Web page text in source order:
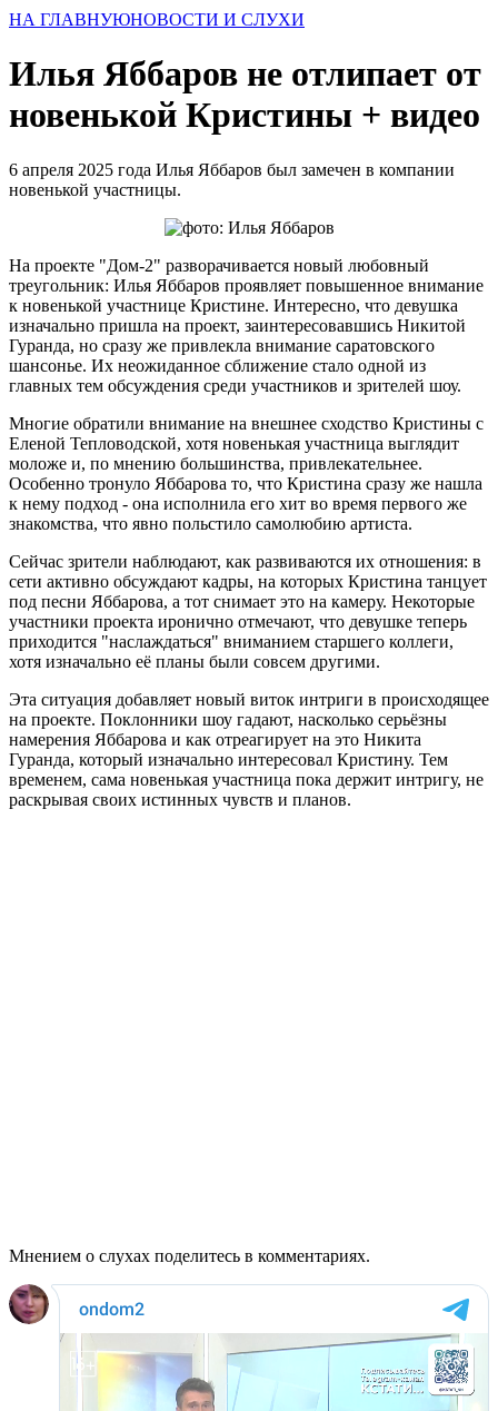
НА ГЛАВНУЮНОВОСТИ И СЛУХИ
Илья Яббаров не отлипает от
новенькой Кристины + видео
6 апреля 2025 года Илья Яббаров был замечен в компании
новенькой участницы.
На проекте "Дом-2" разворачивается новый любовный
треугольник: Илья Яббаров проявляет повышенное внимание
к новенькой участнице Кристине. Интересно, что девушка
изначально пришла на проект, заинтересовавшись Никитой
Гуранда, но сразу же привлекла внимание саратовского
шансонье. Их неожиданное сближение стало одной из
главных тем обсуждения среди участников и зрителей шоу.
Многие обратили внимание на внешнее сходство Кристины с
Еленой Тепловодской, хотя новенькая участница выглядит
моложе и, по мнению большинства, привлекательнее.
Особенно тронуло Яббарова то, что Кристина сразу же нашла
к нему подход - она исполнила его хит во время первого же
знакомства, что явно польстило самолюбию артиста.
Сейчас зрители наблюдают, как развиваются их отношения: в
сети активно обсуждают кадры, на которых Кристина танцует
под песни Яббарова, а тот снимает это на камеру. Некоторые
участники проекта иронично отмечают, что девушке теперь
приходится "наслаждаться" вниманием старшего коллеги,
хотя изначально её планы были совсем другими.
Эта ситуация добавляет новый виток интриги в происходящее
на проекте. Поклонники шоу гадают, насколько серьёзны
намерения Яббарова и как отреагирует на это Никита
Гуранда, который изначально интересовал Кристину. Тем
временем, сама новенькая участница пока держит интригу, не
раскрывая своих истинных чувств и планов.
Мнением о слухах поделитесь в комментариях.